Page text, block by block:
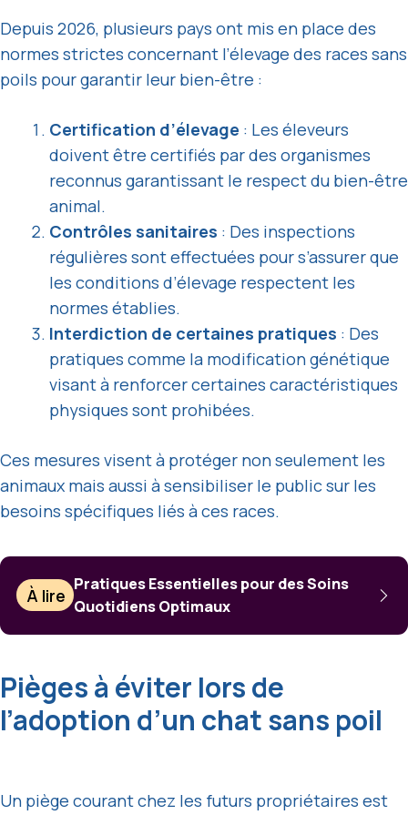
Depuis 2026, plusieurs pays ont mis en place des
normes strictes concernant l’élevage des races sans
poils pour garantir leur bien-être :
Certification d’élevage : Les éleveurs
doivent être certifiés par des organismes
reconnus garantissant le respect du bien-être
animal.
Contrôles sanitaires : Des inspections
régulières sont effectuées pour s’assurer que
les conditions d’élevage respectent les
normes établies.
Interdiction de certaines pratiques : Des
pratiques comme la modification génétique
visant à renforcer certaines caractéristiques
physiques sont prohibées.
Ces mesures visent à protéger non seulement les
animaux mais aussi à sensibiliser le public sur les
besoins spécifiques liés à ces races.
À lire
Pratiques Essentielles pour des Soins
Quotidiens Optimaux
Pièges à éviter lors de
l’adoption d’un chat sans poil
Un piège courant chez les futurs propriétaires est